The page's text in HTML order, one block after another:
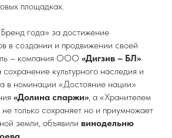
площадках.
года» за достижение
в создании и продвижении своей
– компания ООО «Дигзив – БЛ»
сохранение культурного наследия и
в номинации «Достояние нации»
«Долина спаржи», а «Хранителем
только сохраняет но и приумножает
земли, объявили винодельню